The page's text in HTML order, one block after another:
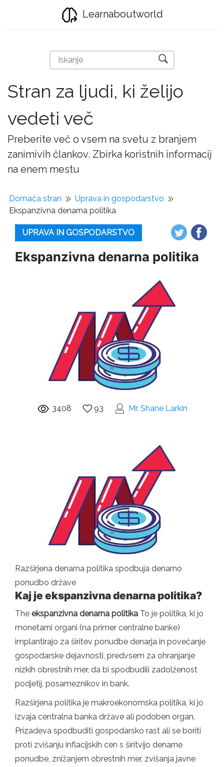
Learnaboutworld
Stran za ljudi, ki želijo
vedeti več
Preberite več o vsem na svetu z branjem
zanimivih člankov. Zbirka koristnih informacij
na enem mestu
Domača stran
Uprava in gospodarstvo
Ekspanzivna denarna politika
UPRAVA IN GOSPODARSTVO
Ekspanzivna denarna politika
3408 93 Mr. Shane Larkin
Razširjena denarna politika spodbuja denarno
ponudbo države
Kaj je ekspanzivna denarna politika?
The ekspanzivna denarna politika To je politika, ki jo
monetarni organi (na primer centralne banke)
implantirajo za širitev ponudbe denarja in povečanje
gospodarske dejavnosti, predvsem za ohranjanje
nizkih obrestnih mer, da bi spodbudili zadolženost
podjetij, posameznikov in bank.
Razširjena politika je makroekonomska politika, ki jo
izvaja centralna banka države ali podoben organ.
Prizadeva spodbuditi gospodarsko rast ali se boriti
proti zvišanju inflacijskih cen s širitvijo denarne
ponudbe, znižanjem obrestnih mer, zvišanja javne